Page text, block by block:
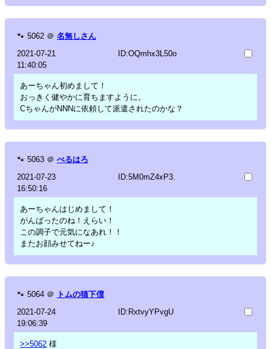
🐾 5062 ＠ 名無しさん
2021-07-21
11:40:05
ID:OQmhx3L50o
あーちゃん初めまして！
おっきく健やかに育ちますように。
CちゃんがNNNに依頼して派遣されたのかな？
🐾 5063 ＠ べるはろ
2021-07-23
16:50:16
ID:5M0mZ4xP3.
あーちゃんはじめまして！
がんばったのね！えらい！
この調子で元気になあれ！！
またお顔みせてねー♪
🐾 5064 ＠ トムの猫下僕
2021-07-24
19:06:39
ID:RxtvyYPvgU
>>5062 様